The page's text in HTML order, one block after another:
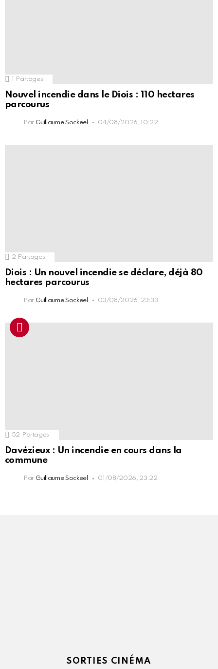
1 Partages
Nouvel incendie dans le Diois : 110 hectares
parcourus
Par Guillaume Sockeel 04/08/2026, 10:22
2 Partages
Diois : Un nouvel incendie se déclare, déjà 80
hectares parcourus
Par Guillaume Sockeel 03/08/2026, 23:33
52 Partages
Davézieux : Un incendie en cours dans la
commune
Par Guillaume Sockeel 01/08/2026, 23:22
SORTIES CINÉMA